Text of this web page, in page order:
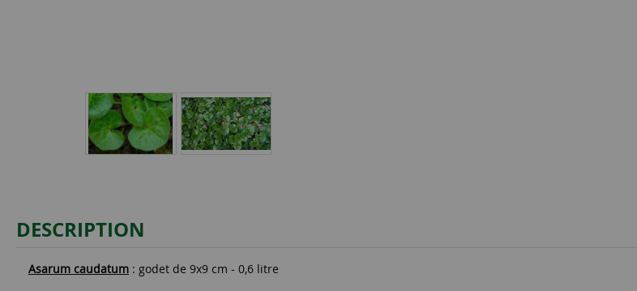
DESCRIPTION
Asarum caudatum : godet de 9x9 cm - 0,6 litre